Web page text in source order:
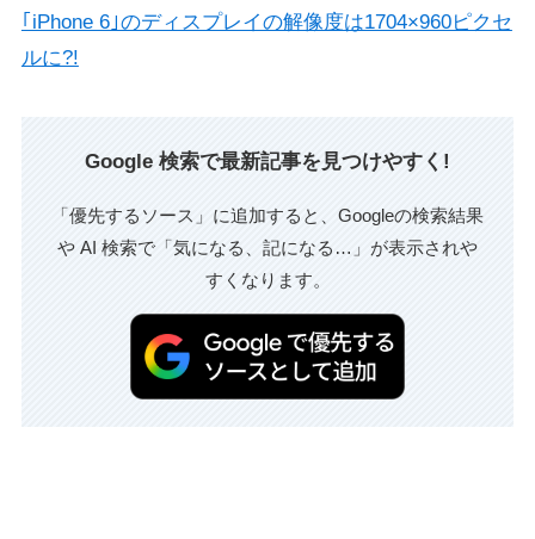
｢iPhone 6｣のディスプレイの解像度は1704×960ピクセ
ルに?!
Google 検索で最新記事を見つけやすく!
「優先するソース」に追加すると、Googleの検索結果
や AI 検索で「気になる、記になる…」が表示されや
すくなります。